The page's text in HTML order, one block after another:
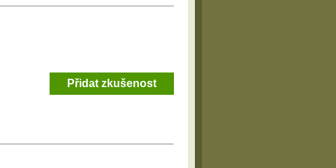
Přidat zkušenost